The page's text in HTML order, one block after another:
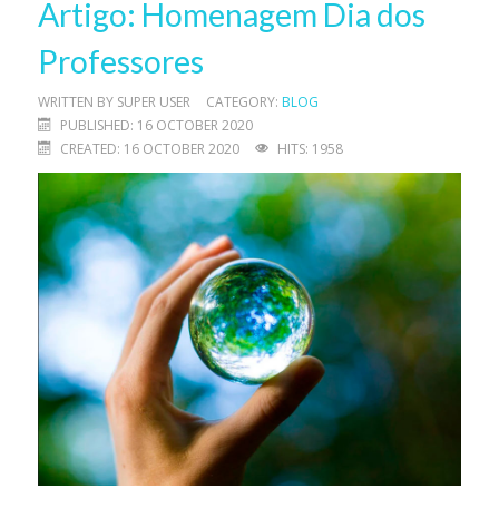
Artigo: Homenagem Dia dos
Professores
WRITTEN BY SUPER USER CATEGORY: BLOG
PUBLISHED: 16 OCTOBER 2020
CREATED: 16 OCTOBER 2020
HITS: 1958